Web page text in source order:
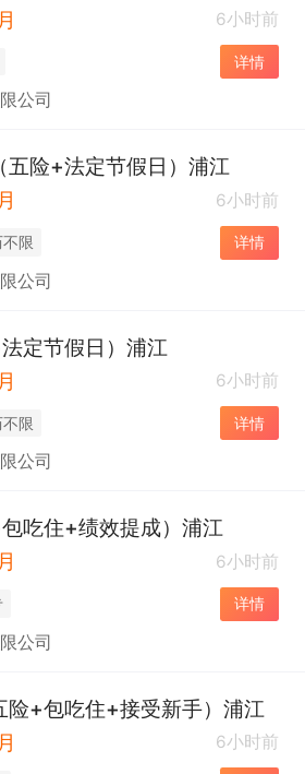
6小时前
详情
公司
五险+法定节假日）浦江
6小时前
限 详情
公司
定节假日）浦江
6小时前
限 详情
公司
吃住+绩效提成）浦江
6小时前
详情
公司
险+包吃住+接受新手）浦江
6小时前